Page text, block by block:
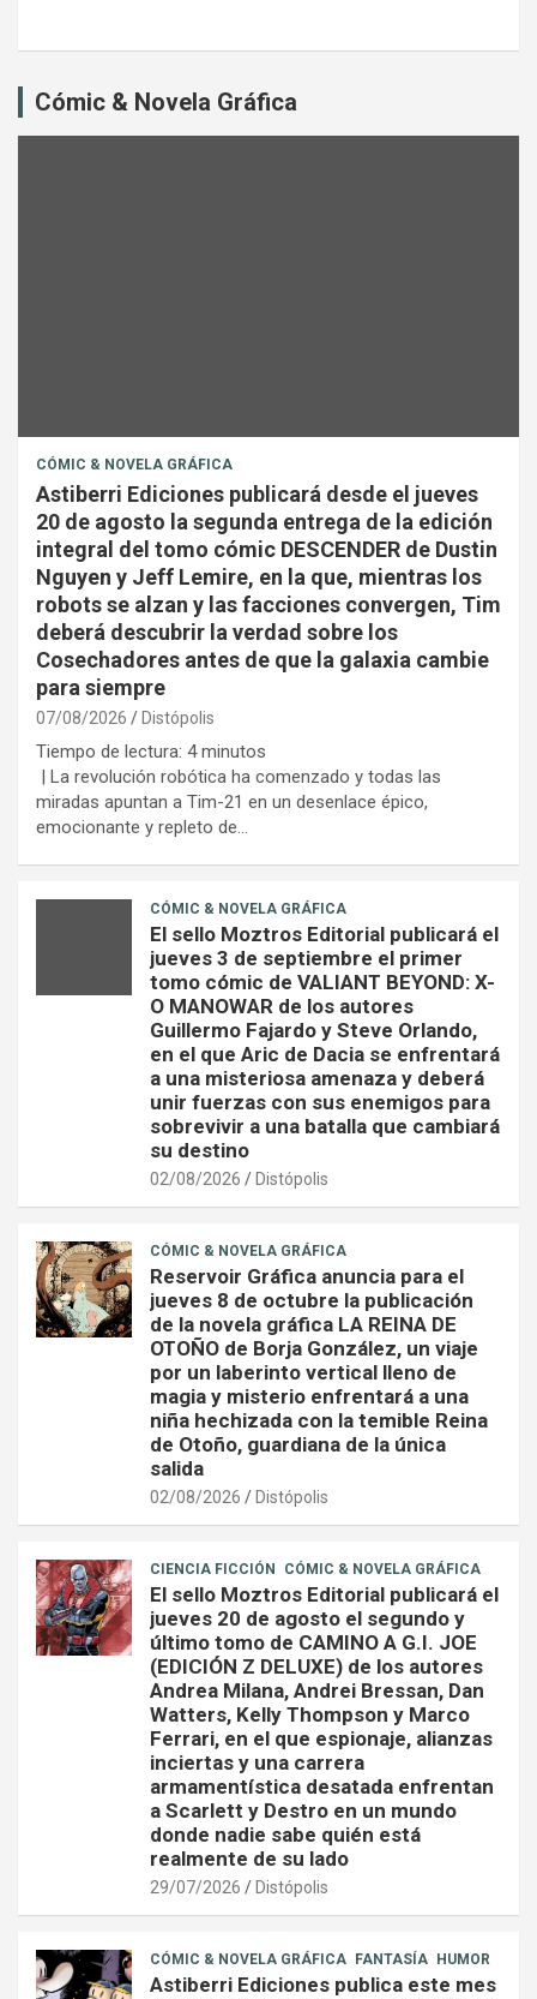
Cómic & Novela Gráfica
CÓMIC & NOVELA GRÁFICA
Astiberri Ediciones publicará desde el jueves
20 de agosto la segunda entrega de la edición
integral del tomo cómic DESCENDER de Dustin
Nguyen y Jeff Lemire, en la que, mientras los
robots se alzan y las facciones convergen, Tim
deberá descubrir la verdad sobre los
Cosechadores antes de que la galaxia cambie
para siempre
07/08/2026 Distópolis
Tiempo de lectura: 4 minutos
| La revolución robótica ha comenzado y todas las
miradas apuntan a Tim-21 en un desenlace épico,
emocionante y repleto de…
CÓMIC & NOVELA GRÁFICA
El sello Moztros Editorial publicará el
jueves 3 de septiembre el primer
tomo cómic de VALIANT BEYOND: X-
O MANOWAR de los autores
Guillermo Fajardo y Steve Orlando,
en el que Aric de Dacia se enfrentará
a una misteriosa amenaza y deberá
unir fuerzas con sus enemigos para
sobrevivir a una batalla que cambiará
su destino
02/08/2026 Distópolis
CÓMIC & NOVELA GRÁFICA
Reservoir Gráfica anuncia para el
jueves 8 de octubre la publicación
de la novela gráfica LA REINA DE
OTOÑO de Borja González, un viaje
por un laberinto vertical lleno de
magia y misterio enfrentará a una
niña hechizada con la temible Reina
de Otoño, guardiana de la única
salida
02/08/2026 Distópolis
CIENCIA FICCIÓN CÓMIC & NOVELA GRÁFICA
El sello Moztros Editorial publicará el
jueves 20 de agosto el segundo y
último tomo de CAMINO A G.I. JOE
(EDICIÓN Z DELUXE) de los autores
Andrea Milana, Andrei Bressan, Dan
Watters, Kelly Thompson y Marco
Ferrari, en el que espionaje, alianzas
inciertas y una carrera
armamentística desatada enfrentan
a Scarlett y Destro en un mundo
donde nadie sabe quién está
realmente de su lado
29/07/2026 Distópolis
CÓMIC & NOVELA GRÁFICA FANTASÍA HUMOR
Astiberri Ediciones publica este mes